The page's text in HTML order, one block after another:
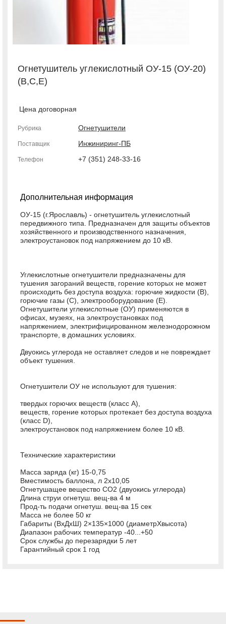
Огнетушитель углекислотный ОУ-15 (ОУ-20)
(В,С,Е)
Цена договорная
Рубрика Огнетушители
Поставщик Инжиниринг-ПБ
Телефон +7 (351) 248-33-16
Дополнительная информация
ОУ-15 (г.Ярославль) - огнетушитель углекислотный
передвижного типа. Предназначен для защиты объектов
хозяйственного и производственного назначения,
электроустановок под напряжением до 10 кВ.
Углекислотные огнетушители предназначены для
тушения загораний веществ, горение которых не может
происходить без доступа воздуха: горючие жидкости (В),
горючие газы (C), электрооборудование (Е).
Огнетушители углекислотные (ОУ) применяются в
офисах, музеях, на электроустановках под
напряжением, электрифицированном железнодорожном
транспорте, в домашних условиях.
Двуокись углерода не оставляет следов и не повреждает
объект тушения.
Огнетушители ОУ не используют для тушения:
твердых горючих веществ (класс А),
веществ, горение которых протекает без доступа воздуха
(класс D),
электроустановок под напряжением более 10 кВ.
Технические характеристики
Масса заряда (кг) 15-0,75
Вместимость баллона, л 2х10,05
Огнетушащее вещество СО2 (двуокись углерода)
Длина струи огнетуш. вещ-ва 4 м
Прод-ть подачи огнетуш. вещ-ва 15 сек
Масса не более 50 кг
Габариты (ВхДхШ) 2×135×1000 (диаметрХвысота)
Диапазон рабочих температур -40...+50
Срок службы до перезарядки 5 лет
Гарантийный срок 1 год